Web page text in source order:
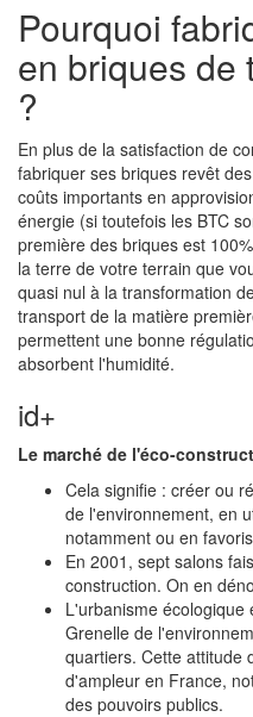
Pourquoi
en briques de
?
En plus de la satisfaction de
fabriquer ses briques revêt
coûts importants en
énergie (si toutefois les BTC
première des briques est
la terre de votre terrain que
quasi nul à la transformation
transport de la matière
permettent une bonne
absorbent l'humidité.
id+
Le marché de l'éco-
Cela signifie : créer ou
de l'environnement, en
notamment ou en
En 2001, sept salons
construction. On en
L'urbanisme écologique
Grenelle de
quartiers. Cette attitude
d'ampleur en France,
des pouvoirs publics.